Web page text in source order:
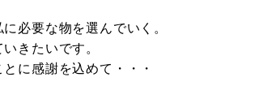
必要な物を選んでいく。
きたいです。
に感謝を込めて・・・